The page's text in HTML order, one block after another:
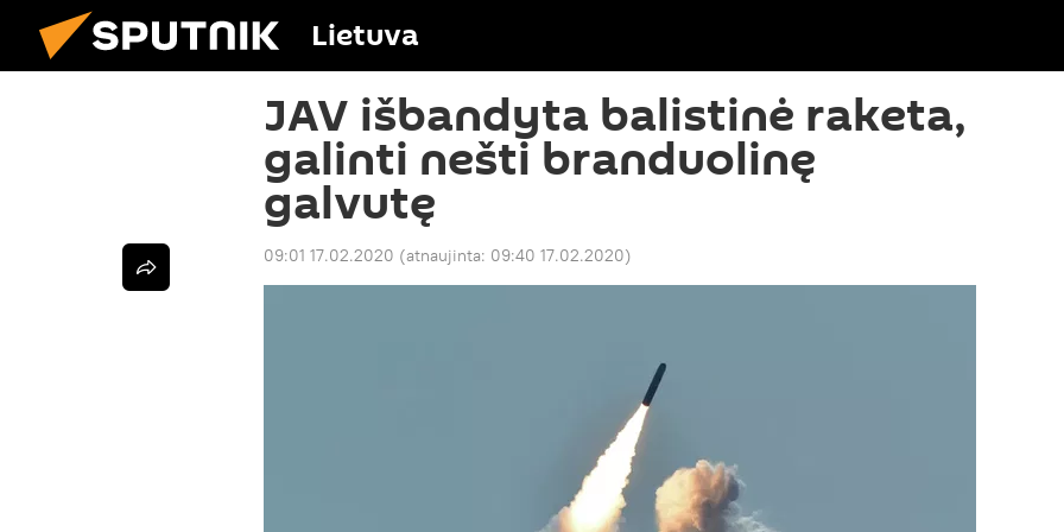
Lietuva
JAV išbandyta balistinė raketa,
galinti nešti branduolinę
galvutę
09:01 17.02.2020 (atnaujinta: 09:40 17.02.2020)